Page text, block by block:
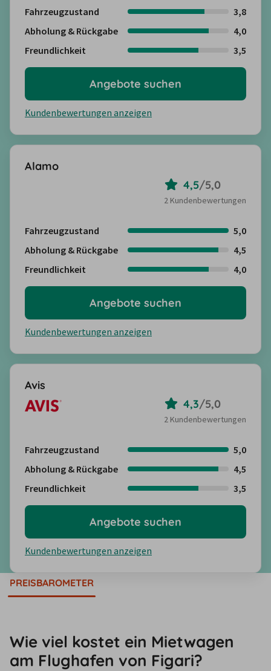
Fahrzeugzustand
3,8
Abholung & Rückgabe
4,0
Freundlichkeit
3,5
Kundenbewertungen anzeigen
Angebote suchen
Alamo
4,5/5,0
2 Kundenbewertungen
Fahrzeugzustand
5,0
Abholung & Rückgabe
4,5
Freundlichkeit
4,0
Kundenbewertungen anzeigen
Angebote suchen
Avis
4,3/5,0
2 Kundenbewertungen
Fahrzeugzustand
5,0
Abholung & Rückgabe
4,5
Freundlichkeit
3,5
Kundenbewertungen anzeigen
Angebote suchen
PREISBAROMETER
Wie viel kostet ein Mietwagen
am Flughafen von Figari?